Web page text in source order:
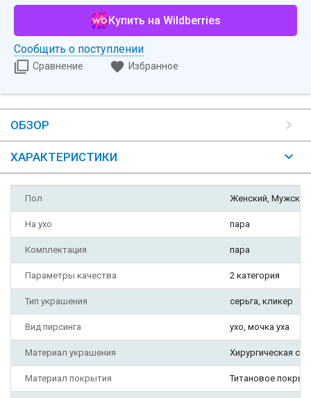
Купить на Wildberries
Сообщить о поступлении
Сравнение Избранное
ОБЗОР
ХАРАКТЕРИСТИКИ
Пол Женский, Мужской
На ухо пара
Комплектация пара
Параметры качества 2 категория
Тип украшения серьга, кликер
Вид пирсинга ухо, мочка уха
Материал украшения Хирургическая
Материал покрытия Титановое